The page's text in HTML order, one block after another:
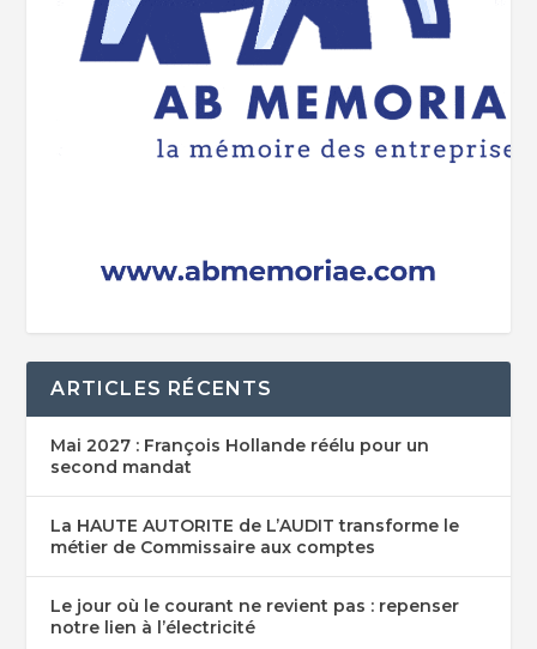
ARTICLES RÉCENTS
Mai 2027 : François Hollande réélu pour un
second mandat
La HAUTE AUTORITE de L’AUDIT transforme le
métier de Commissaire aux comptes
Le jour où le courant ne revient pas : repenser
notre lien à l’électricité